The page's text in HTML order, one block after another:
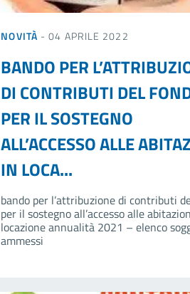
NOVITÀ - 04 APRILE 2022
BANDO PER
DI CONTRIBUTI DEL
PER IL SOSTEGNO
ALL’ACCESSO ALLE
IN LOCA...
bando per l’attribuzione di contributi
per il sostegno all’accesso alle
locazione annualità 2021 – elenco
ammessi